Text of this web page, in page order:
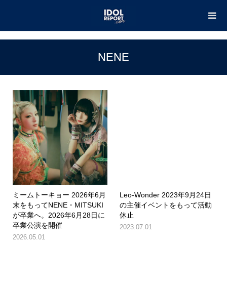
NENE
ミームトーキョー 2026年6月
末をもってNENE・MITSUKI
が卒業へ。2026年6月28日に
卒業公演を開催
2026.05.01
Leo-Wonder 2023年9月24日
の主催イベントをもって活動
休止
2023.07.01